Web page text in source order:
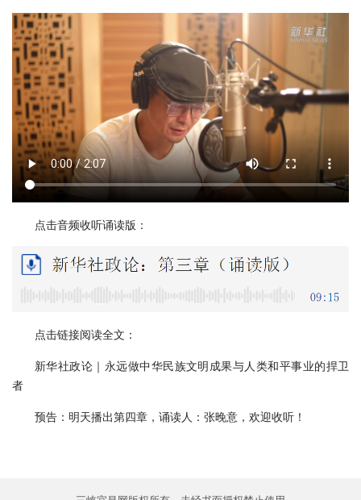
点击音频收听诵读版：
点击链接阅读全文：
新华社政论｜永远做中华民族文明成果与人类和平事业的捍卫
者
预告：明天播出第四章，诵读人：张晚意，欢迎收听！